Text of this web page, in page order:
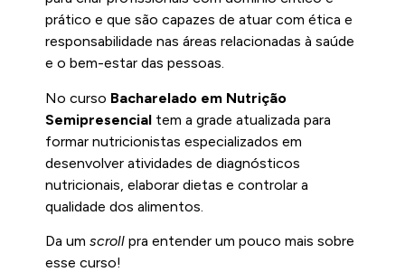
prático e que são capazes de atuar com ética e
responsabilidade nas áreas relacionadas à saúde
e o bem-estar das pessoas.
No curso Bacharelado em Nutrição
Semipresencial tem a grade atualizada para
formar nutricionistas especializados em
desenvolver atividades de diagnósticos
nutricionais, elaborar dietas e controlar a
qualidade dos alimentos.
Da um scroll pra entender um pouco mais sobre
esse curso!